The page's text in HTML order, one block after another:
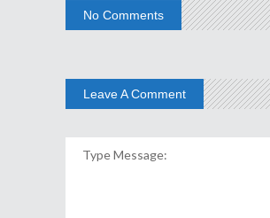
No Comments
Leave A Comment